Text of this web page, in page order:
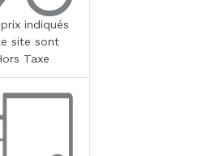
indiqués
site sont
Taxe